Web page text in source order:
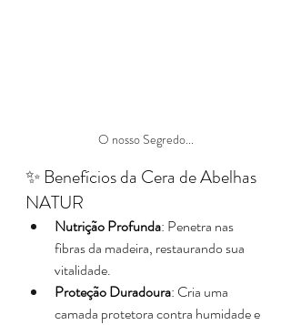
O nosso Segredo...
✨ Benefícios da Cera de Abelhas
NATUR
Nutrição Profunda: Penetra nas
fibras da madeira, restaurando sua
vitalidade.
Proteção Duradoura: Cria uma
camada protetora contra humidade e